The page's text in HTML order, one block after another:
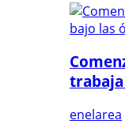
enelarea